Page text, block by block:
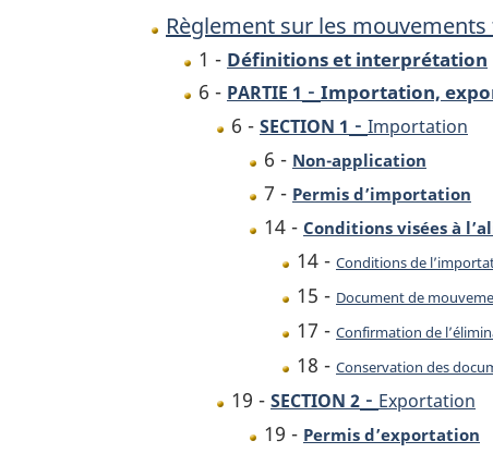
recyclables
dangereuses
Règlement sur les
1 - Définitions et interprétation
6 - PARTIE 1 - Importation,
6 - SECTION 1 - Importation
6 - Non-application
7 - Permis d’importation
14 - Conditions visées à
14 - Conditions de
15 - Document de
17 - Confirmation de
18 - Conservation des
19 - SECTION 2 - Exportation
19 - Permis d’exportation